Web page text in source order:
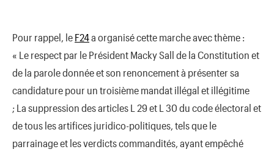
Pour rappel, le F24a organisé cette marche avec thème :
« Le respect par le Président Macky Sall de la Constitution et
de la parole donnée et son renoncement à présenter sa
candidature pour un troisième mandat illégal et illégitime
; La suppression des articles L 29 et L 30 du code électoral et
de tous les artifices juridico-politiques, tels que le
parrainage et les verdicts commandités, ayant empêché